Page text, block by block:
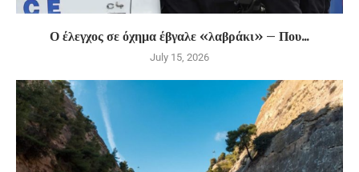
Ο έλεγχος σε όχημα έβγαλε «λαβράκι» – Που...
July 15, 2026